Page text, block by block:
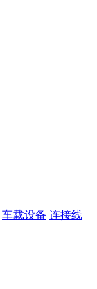
车载设备 连接线